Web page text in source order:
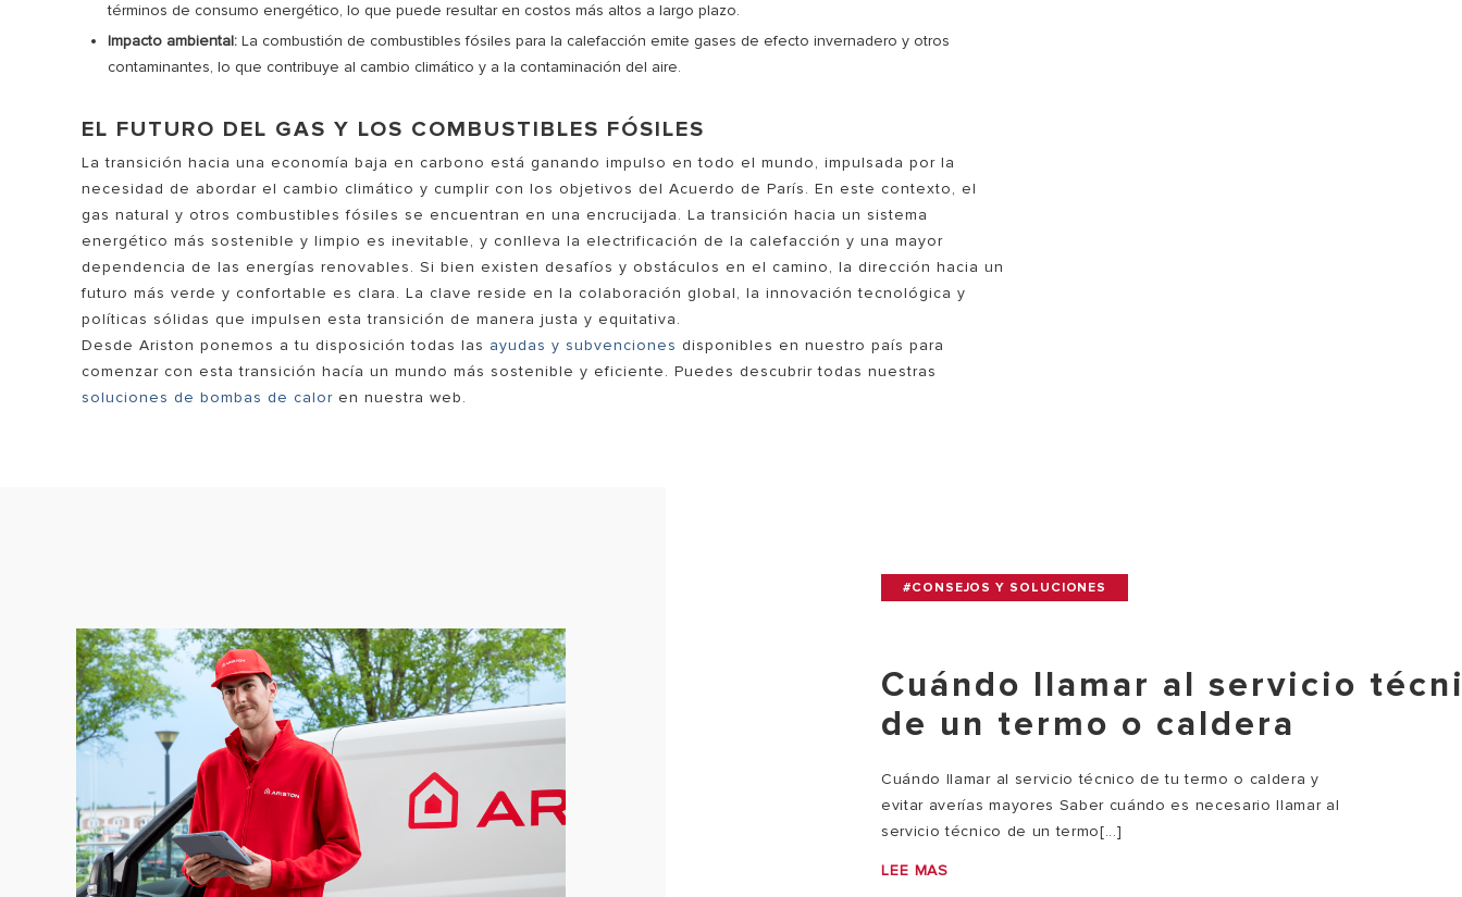
términos de consumo energético, lo que puede resultar en costos más altos a largo plazo.
Impacto ambiental: La combustión de combustibles fósiles para la calefacción emite gases de efecto invernadero y otros
contaminantes, lo que contribuye al cambio climático y a la contaminación del aire.
EL FUTURO DEL GAS Y LOS COMBUSTIBLES FÓSILES
La transición hacia una economía baja en carbono está ganando impulso en todo el mundo, impulsada por la
necesidad de abordar el cambio climático y cumplir con los objetivos del Acuerdo de París. En este contexto, el
gas natural y otros combustibles fósiles se encuentran en una encrucijada. La transición hacia un sistema
energético más sostenible y limpio es inevitable, y conlleva la electrificación de la calefacción y una mayor
dependencia de las energías renovables. Si bien existen desafíos y obstáculos en el camino, la dirección hacia un
futuro más verde y confortable es clara. La clave reside en la colaboración global, la innovación tecnológica y
políticas sólidas que impulsen esta transición de manera justa y equitativa.
Desde Ariston ponemos a tu disposición todas las ayudas y subvenciones disponibles en nuestro país para
comenzar con esta transición hacía un mundo más sostenible y eficiente. Puedes descubrir todas nuestras
soluciones de bombas de calor en nuestra web.
#CONSEJOS Y SOLUCIONES
Cuándo llamar al servicio
de un termo o caldera
Cuándo llamar al servicio técnico de tu termo o caldera y
evitar averías mayores Saber cuándo es necesario llamar al
servicio técnico de un termo[...]
LEE MAS